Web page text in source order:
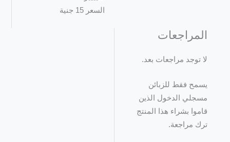
السعر 15 جنية
المراجعات
لا توجد مراجعات بعد.
يسمح فقط للزبائن
مسجلي الدخول الذين
قاموا بشراء هذا المنتج
ترك مراجعة.